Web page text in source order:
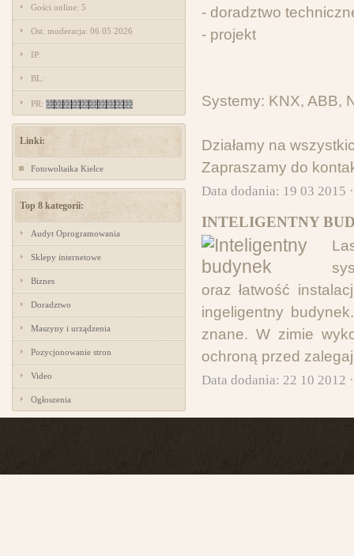
Gości online: 5
Ost. moderacja: 06 05 2026
IP:
BL:
PR:
Linki:
Fotowoltaika Kielce
Top 8 kategorii:
Audyt Oprogramowania
Sklepy internetowe
Biznes
Doradztwo
Maszyny i urządzenia
Pozycjonowanie stron
Video
Ogłoszenia
- doradztwo
- projekt
Systemy: KNX, ABB,
Działamy na
Zapraszamy do
Data dodania: 19 03 2015
INTELIGENTNY
oraz łatwość
ingeligentny
znane. W zimie
ochroną przed
Data dodania: 22 10 2012